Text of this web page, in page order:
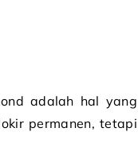
adalah hal yang
permanen, tetapi